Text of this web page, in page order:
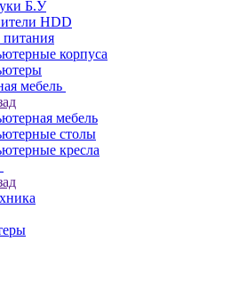
Б.У
HDD
корпуса
мебель
мебель
столы
кресла